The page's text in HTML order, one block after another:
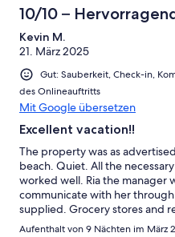
10/10 –
Kevin M.
21. März 2025
Gut: Sauberkeit, Check-in,
des Onlineauftritts
Mit Google übersetzen
Excellent vacation!!
The property was as
beach. Quiet. All the
worked well. Ria the manager
communicate with her
supplied. Grocery stores and
recommend!!!
Aufenthalt von 9 Nächten im März